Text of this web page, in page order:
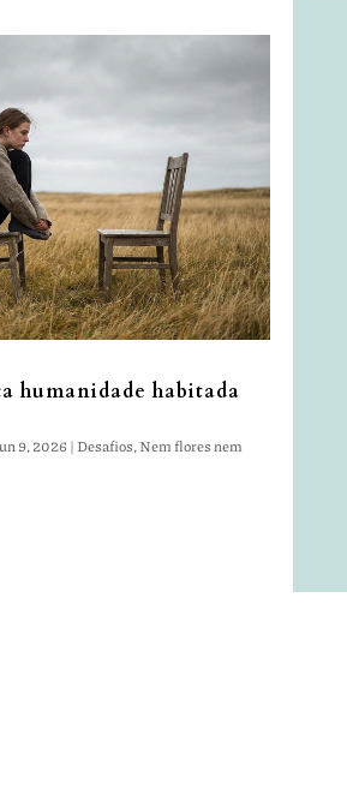
humanidade habitada
9, 2026 |Desafios,Nem flores nem